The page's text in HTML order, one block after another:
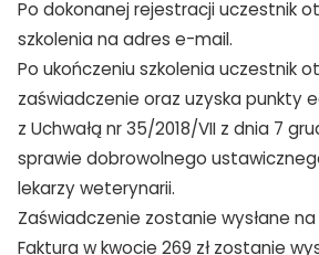
Po dokonanej rejestracji uczestnik
szkolenia na adres e-mail.
Po ukończeniu szkolenia uczestnik
zaświadczenie oraz uzyska punkty
z Uchwałą nr 35/2018/VII z dnia 7
sprawie dobrowolnego
lekarzy weterynarii.
Zaświadczenie zostanie wysłane
Faktura w kwocie 269 zł zostanie